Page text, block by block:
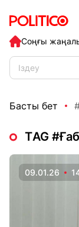
Соңғы
Басты бет
ТAG
09.01.26